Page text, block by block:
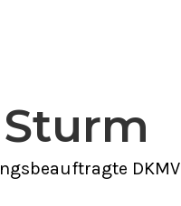
DKMV